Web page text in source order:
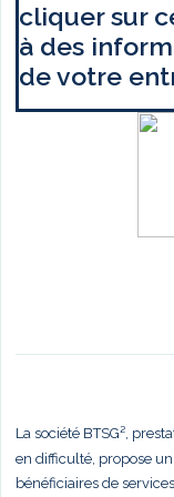
cliquer sur
à des
de votre
La société BTSG²,
en difficulté, propose
bénéficiaires de